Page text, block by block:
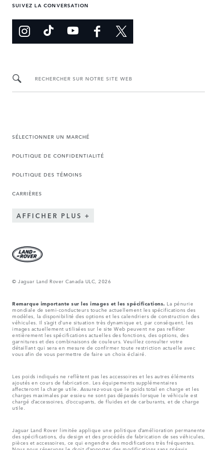
SUIVEZ LA CONVERSATION
RECHERCHER SUR NOTRE SITE WEB
SÉLECTIONNER UN MARCHÉ
POLITIQUE DE CONFIDENTIALITÉ
POLITIQUE DES TÉMOINS
CARRIÈRES
AFFICHER PLUS
© Jaguar Land Rover Canada ULC, 2026
Remarque importante sur les images et les spécifications. La pénurie
mondiale de semi-conducteurs touche actuellement les spécifications des
modèles, la disponibilité des options et les calendriers de construction des
véhicules. Il s’agit d’une situation très dynamique et, par conséquent, les
images actuellement utilisées sur le site Web peuvent ne pas refléter
entièrement les spécifications actuelles des fonctions, des options, des
garnitures et des combinaisons de couleurs. Veuillez consulter votre
détaillant qui sera en mesure de confirmer toute restriction actuelle avec
vous afin de vous permettre de faire un choix éclairé.
Les poids indiqués ne reflètent pas les accessoires et les autres éléments
ajoutés en cours de fabrication. Les équipements supplémentaires
affecteront la charge utile. Assurez-vous que le poids total en charge et les
charges maximales par essieu ne sont pas dépassés lorsque le véhicule est
chargé d’accessoires, d’occupants, de fluides et de carburants, et de charge
utile.
Jaguar Land Rover limitée applique une politique d’amélioration permanente
des spécifications, du design et des procédés de fabrication de ses véhicules,
pièces et accessoires, ce qui engendre des modifications très fréquentes.